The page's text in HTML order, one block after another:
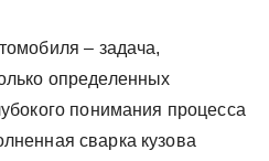
– задача,
определенных
понимания процесса
сварка кузова